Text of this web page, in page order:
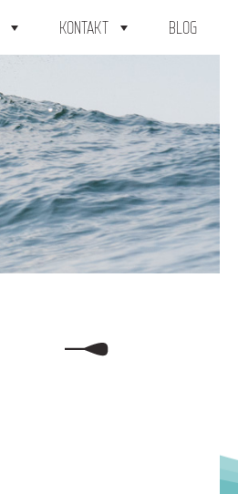
BLOG
KONTAKT